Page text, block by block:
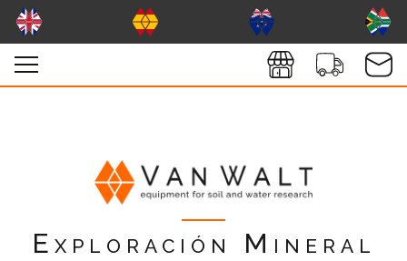
Exploración Mineral